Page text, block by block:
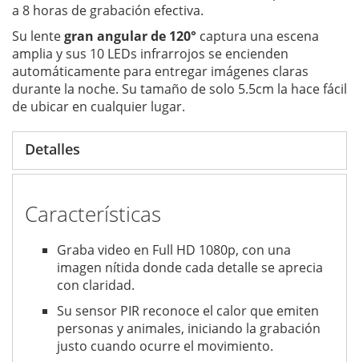
a 8 horas de grabación efectiva.
Su lentegran angular de 120° captura una escena
amplia y sus 10 LEDs infrarrojos se encienden
automáticamente para entregar imágenes claras
durante la noche. Su tamaño de solo 5.5cm la hace fácil
de ubicar en cualquier lugar.
Detalles
Características
Graba video en Full HD 1080p, con una
imagen nítida donde cada detalle se aprecia
con claridad.
Su sensor PIR reconoce el calor que emiten
personas y animales, iniciando la grabación
justo cuando ocurre el movimiento.